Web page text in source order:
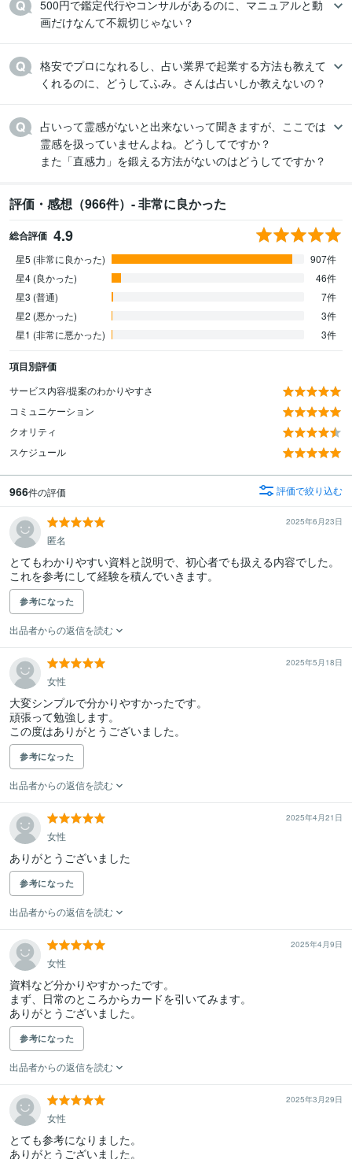
500円で鑑定代行やコンサルがあるのに、マニュアルと動
画だけなんて不親切じゃない？
格安でプロになれるし、占い業界で起業する方法も教えて
くれるのに、どうしてふみ。さんは占いしか教えないの？
占いって霊感がないと出来ないって聞きますが、ここでは
霊感を扱っていませんよね。どうしてですか？
また「直感力」を鍛える方法がないのはどうしてですか？
評価・感想（966件）- 非常に良かった
総合評価 4.9
星5 (非常に良かった)
907件
星4 (良かった)
46件
星3 (普通)
7件
星2 (悪かった)
3件
星1 (非常に悪かった)
3件
項目別評価
サービス内容/提案のわかりやすさ
コミュニケーション
クオリティ
スケジュール
966件の評価 評価で絞り込む
2025年6月23日
匿名
とてもわかりやすい資料と説明で、初心者でも扱える内容でした。
これを参考にして経験を積んでいきます。
参考になった
出品者からの返信を読む
2025年5月18日
女性
大変シンプルで分かりやすかったです。
頑張って勉強します。
この度はありがとうございました。
参考になった
出品者からの返信を読む
2025年4月21日
女性
ありがとうございました
参考になった
出品者からの返信を読む
2025年4月9日
女性
資料など分かりやすかったです。
まず、日常のところからカードを引いてみます。
ありがとうございました。
参考になった
出品者からの返信を読む
2025年3月29日
女性
とても参考になりました。
ありがとうございました。